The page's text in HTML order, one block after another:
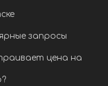
запросы
цена на